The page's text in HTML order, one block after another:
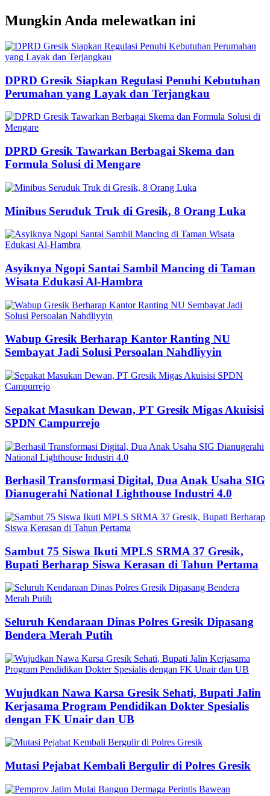
Mungkin Anda melewatkan ini
DPRD Gresik Siapkan Regulasi Penuhi Kebutuhan
Perumahan yang Layak dan Terjangkau
DPRD Gresik Tawarkan Berbagai Skema dan
Formula Solusi di Mengare
Minibus Seruduk Truk di Gresik, 8 Orang Luka
Asyiknya Ngopi Santai Sambil Mancing di Taman
Wisata Edukasi Al-Hambra
Wabup Gresik Berharap Kantor Ranting NU
Sembayat Jadi Solusi Persoalan Nahdliyyin
Sepakat Masukan Dewan, PT Gresik Migas Akuisisi
SPDN Campurrejo
Berhasil Transformasi Digital, Dua Anak Usaha SIG
Dianugerahi National Lighthouse Industri 4.0
Sambut 75 Siswa Ikuti MPLS SRMA 37 Gresik,
Bupati Berharap Siswa Kerasan di Tahun Pertama
Seluruh Kendaraan Dinas Polres Gresik Dipasang
Bendera Merah Putih
Wujudkan Nawa Karsa Gresik Sehati, Bupati Jalin
Kerjasama Program Pendidikan Dokter Spesialis
dengan FK Unair dan UB
Mutasi Pejabat Kembali Bergulir di Polres Gresik